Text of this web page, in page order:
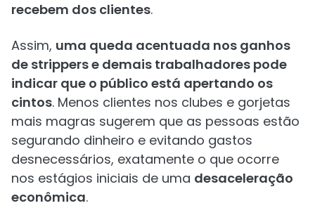
recebem dos clientes.
Assim, uma queda acentuada nos ganhos
de strippers e demais trabalhadores pode
indicar que o público está apertando os
cintos. Menos clientes nos clubes e gorjetas
mais magras sugerem que as pessoas estão
segurando dinheiro e evitando gastos
desnecessários, exatamente o que ocorre
nos estágios iniciais de uma desaceleração
econômica.